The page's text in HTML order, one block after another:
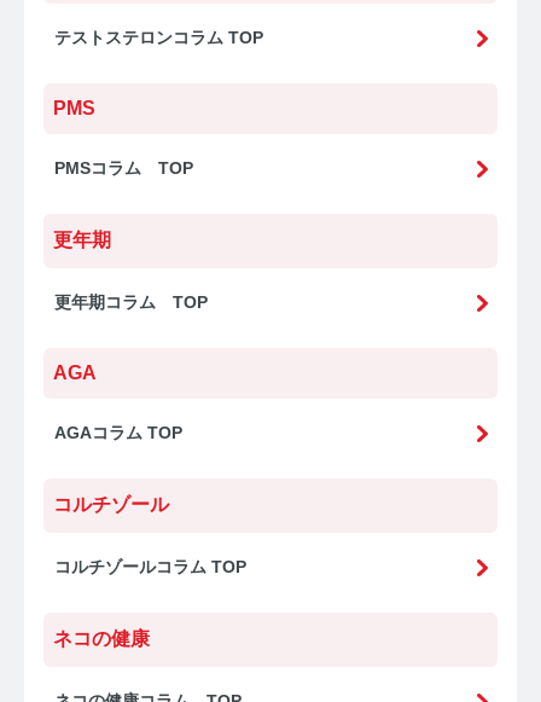
テストステロンコラム TOP
PMS
PMSコラム TOP
更年期
更年期コラム TOP
AGA
AGAコラム TOP
コルチゾール
コルチゾールコラム TOP
ネコの健康